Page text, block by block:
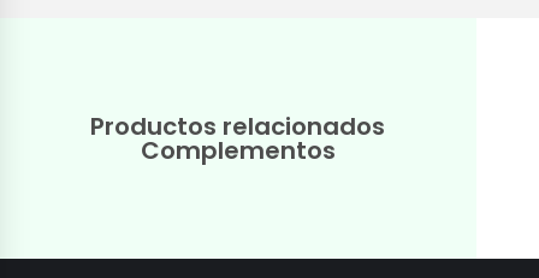
Productos relacionados
Complementos